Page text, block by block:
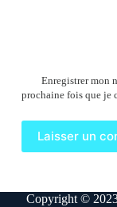
Enregistrer mon
prochaine fois que je
Laisser un
Copyright ©